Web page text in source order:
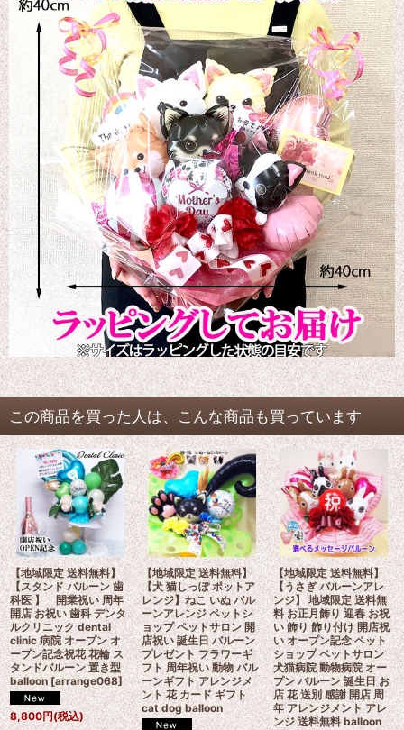
この商品を買った人は、こんな商品も買っています
【地域限定 送料無料】
【スタンド バルーン 歯
科医 】 開業祝い 周年
開店 お祝い 歯科 デンタ
ルクリニック dental
clinic 病院 オープン オ
ープン記念祝花 花輪 ス
タンドバルーン 置き型
balloon [arrange068]
8,800円(税込)
【地域限定 送料無料】
【犬 猫しっぽ ポットア
レンジ】ねこ いぬ バル
ーンアレンジ ペットシ
ョップ ペットサロン 開
店祝い 誕生日 バルーン
プレゼント フラワーギ
フト 周年祝い 動物 バル
ーンギフト アレンジメ
ント 花 カード ギフト
cat dog balloon
【地域限定 送料無料】
【うさぎ バルーンアレ
ンジ】 地域限定 送料無
料 お正月飾り 迎春 お祝
い 飾り 飾り付け 開店祝
い オープン記念 ペット
ショップ ペットサロン
犬猫病院 動物病院 オー
プン バルーン 誕生日 お
店 花 送別 感謝 開店 周
年 アレンジメント アレ
ンジ 送料無料 balloon